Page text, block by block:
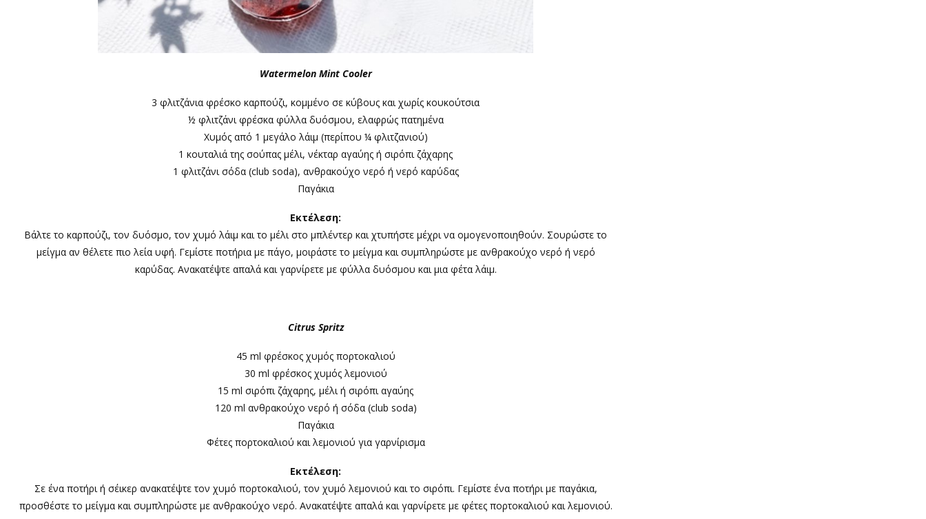
Watermelon Mint Cooler
3 φλιτζάνια φρέσκο καρπούζι, κομμένο σε κύβους και χωρίς κουκούτσια
½ φλιτζάνι φρέσκα φύλλα δυόσμου, ελαφρώς πατημένα
Χυμός από 1 μεγάλο λάιμ (περίπου ¼ φλιτζανιού)
1 κουταλιά της σούπας μέλι, νέκταρ αγαύης ή σιρόπι ζάχαρης
1 φλιτζάνι σόδα (club soda), ανθρακούχο νερό ή νερό καρύδας
Παγάκια
Εκτέλεση:
Βάλτε το καρπούζι, τον δυόσμο, τον χυμό λάιμ και το μέλι στο μπλέντερ και χτυπήστε μέχρι να ομογενοποιηθούν. Σουρώστε το
μείγμα αν θέλετε πιο λεία υφή. Γεμίστε ποτήρια με πάγο, μοιράστε το μείγμα και συμπληρώστε με ανθρακούχο νερό ή νερό
καρύδας. Ανακατέψτε απαλά και γαρνίρετε με φύλλα δυόσμου και μια φέτα λάιμ.
Citrus Spritz
45 ml φρέσκος χυμός πορτοκαλιού
30 ml φρέσκος χυμός λεμονιού
15 ml σιρόπι ζάχαρης, μέλι ή σιρόπι αγαύης
120 ml ανθρακούχο νερό ή σόδα (club soda)
Παγάκια
Φέτες πορτοκαλιού και λεμονιού για γαρνίρισμα
Εκτέλεση:
Σε ένα ποτήρι ή σέικερ ανακατέψτε τον χυμό πορτοκαλιού, τον χυμό λεμονιού και το σιρόπι. Γεμίστε ένα ποτήρι με παγάκια,
προσθέστε το μείγμα και συμπληρώστε με ανθρακούχο νερό. Ανακατέψτε απαλά και γαρνίρετε με φέτες πορτοκαλιού και λεμονιού.